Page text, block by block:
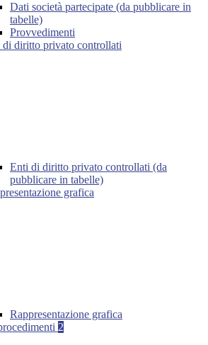
Dati società partecipate (da pubblicare in
tabelle)
Provvedimenti
di diritto privato controllati
Enti di diritto privato controllati (da
pubblicare in tabelle)
grafica
Rappresentazione grafica
2